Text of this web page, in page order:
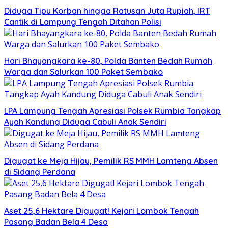
Diduga Tipu Korban hingga Ratusan Juta Rupiah, IRT
Cantik di Lampung Tengah Ditahan Polisi
Hari Bhayangkara ke-80, Polda Banten Bedah Rumah
Warga dan Salurkan 100 Paket Sembako
LPA Lampung Tengah Apresiasi Polsek Rumbia Tangkap
Ayah Kandung Diduga Cabuli Anak Sendiri
Digugat ke Meja Hijau, Pemilik RS MMH Lamteng Absen
di Sidang Perdana
Aset 25,6 Hektare Digugat! Kejari Lombok Tengah
Pasang Badan Bela 4 Desa